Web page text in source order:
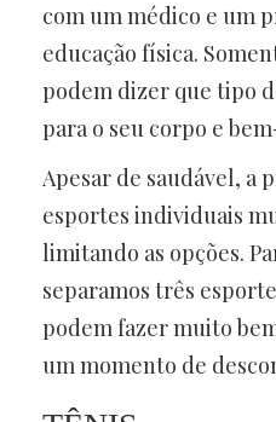
com um médico e um
educação física.
podem dizer que tipo
para o seu corpo e
Apesar de saudável, a
esportes individuais
limitando as opções.
separamos três
podem fazer muito
um momento de